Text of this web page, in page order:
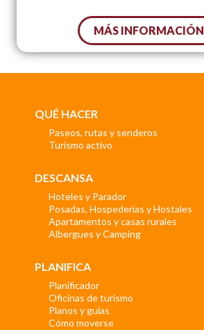
MÁS INFORMACIÓN
QUÉ HACER
Paseos, rutas y senderos
Turismo activo
DESCANSA
Hoteles y Parador
Posadas, Hospederías y Hostales
Apartamentos y casas rurales
Albergues y Camping
PLANIFICA
Planificador
Oficinas de turismo
Planos y guías
Cómo moverse